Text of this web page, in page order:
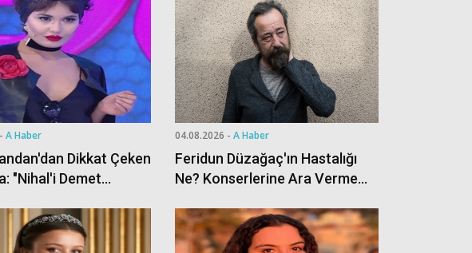
A Haber
Dikkat Çeken
"Nihal'i Demet
04.08.2026 - A Haber
Feridun Düzağaç'ın Hastalığı
Ne? Konserlerine Ara Verme